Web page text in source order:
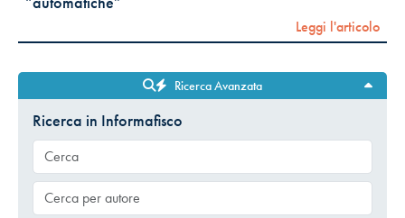
Leggi l'articolo
Ricerca Avanzata
Ricerca in Informafisco